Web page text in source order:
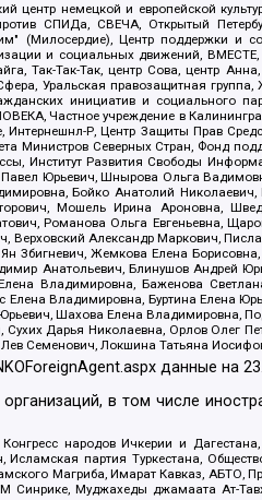
центр немецкой и европейской
СПИДа, СВЕЧА, Открытый
(Милосердие), Центр поддержки и
и социальных движений,
Так-Так-Так, центр Сова, центр
Уральская правозащитная
инициатив и социального
Частное учреждение в
Интернешнл-Р, Центр Защиты Прав
Министров Северных Стран, Фонд
Институт Развития Свободы
Юрьевич, Шнырова Ольга
Бойко Анатолий Николаевич,
Мошель Ирина Ароновна,
Романова Ольга Евгеньевна,
Верховский Александр Маркович,
Збигневич, Жемкова Елена
Анатольевич, Блинушов Андрей
Владимировна, Баженова
Елена Владимировна, Буртина Елена
Шахова Елена Владимировна,
Дарья Николаевна, Орлов Олег
Семенович, Локшина Татьяна
данные на
в том числе
народов Ичкерии и
Исламская партия Туркестана,
Магриба, Имарат Кавказ, АБТО,
Синрике, Муджахеды джамаата Ат-